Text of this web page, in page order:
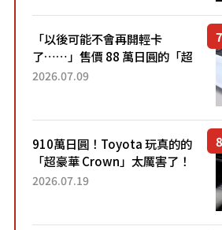
「以後可能不會再開輕卡
了……」售價 88 萬日圓的「超
迷你輕型貨車」引發兩極評
了！...
2026.07.09
910萬日圓！Toyota 玩真的的
「超豪華 Crown」太厲害了！
採用由「匠人技藝」打造的
2026.07.19